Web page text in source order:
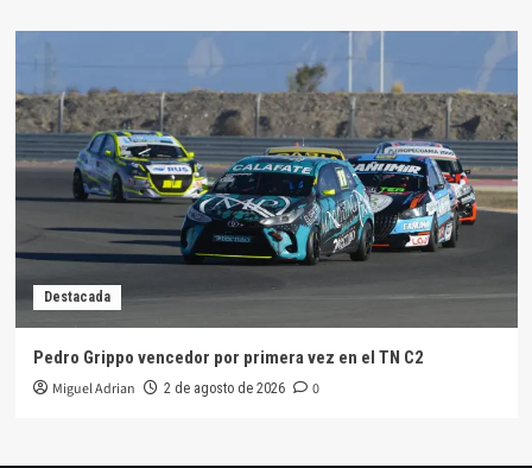
Destacada
Pedro Grippo vencedor por primera vez en el TN C2
Miguel Adrian 2 de agosto de 2026 0